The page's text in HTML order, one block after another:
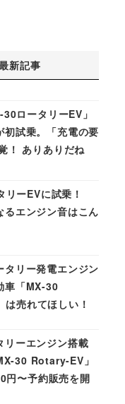
新記事
ロータリーEV」
初試乗。「充電の要
！ ありありだね
リーEVに試乗！
るエンジン音はこん
タリー発電エンジン
車「MX-30
売れてほしい！
リーエンジン搭載
30 Rotary-EV」
円〜予約販売を開